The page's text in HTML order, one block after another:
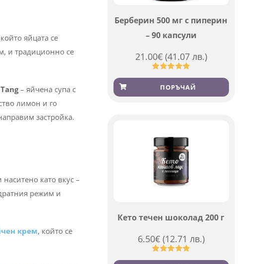
яйцата се
и традиционно се
– яйчена супа с
лимон и го
застройка.
като вкус –
режим и
крем, който се
Берберин 500 мг с пиперин
– 90 капсули
21.00€ (41.07 лв.)
Оценен
4.84от 5,
базирано
369
ПОРЪЧАЙ
Кето течен шоколад 200 г
6.50€ (12.71 лв.)
Оценен
501